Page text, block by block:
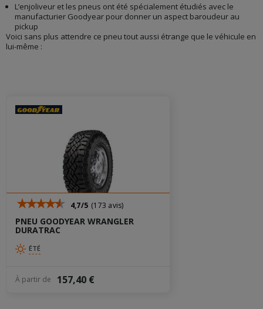
L’enjoliveur et les pneus ont été spécialement étudiés avec le
manufacturier Goodyear pour donner un aspect baroudeur au
pickup
Voici sans plus attendre ce pneu tout aussi étrange que le véhicule en
lui-même :
4,7/5 (173 avis)
PNEU GOODYEAR WRANGLER
DURATRAC
ÉTÉ
À partir de 157,40 €